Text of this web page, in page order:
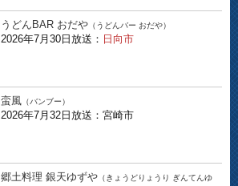
うどんBAR おだや （うどんバー おだや）
2026年7月30日放送： 日向市
蛮風 （バンブー）
2026年7月32日放送：宮崎市
郷土料理 銀天ゆずや （きょうどりょうり ぎんてんゆ